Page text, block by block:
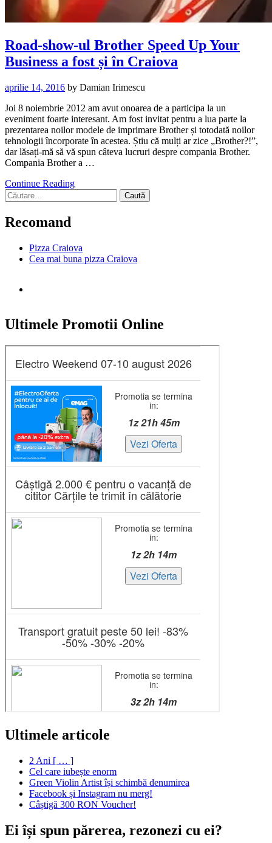
Road-show-ul Brother Speed Up Your
Business a fost și în Craiova
aprilie 14, 2016 by Damian Irimescu
Joi 8 noiembrie 2012 am avut onoarea de a participa la un
eveniment foarte interesant. Am fost invitat pentru a lua parte la
prezentarea noilor modele de imprimare Brother și totodată noilor
tehnologii încorporate în acestea. Știu că mulți ar zice „Brother?!”,
dar lăsați-mă să vă spun câteva lucruri despre compania Brother.
Compania Brother a …
Continue Reading
Caută
după:
Recomand
Pizza Craiova
Cea mai buna pizza Craiova
Ultimele Promotii Online
Ultimele articole
2 Ani [ … ]
Cel care iubește enorm
Green Violin Artist își schimbă denumirea
Facebook și Instagram nu merg!
Câștigă 300 RON Voucher!
Ei își spun părerea, rezonezi cu ei?